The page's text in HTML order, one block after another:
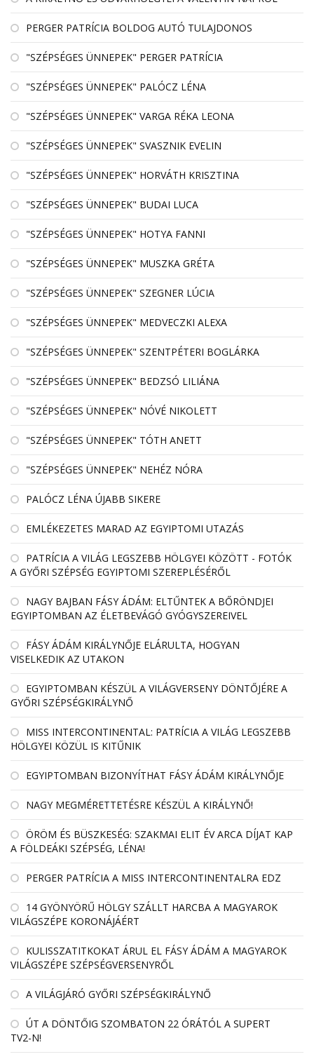
PERGER PATRÍCIA BOLDOG AUTÓ TULAJDONOS
"SZÉPSÉGES ÜNNEPEK" PERGER PATRÍCIA
"SZÉPSÉGES ÜNNEPEK" PALÓCZ LÉNA
"SZÉPSÉGES ÜNNEPEK" VARGA RÉKA LEONA
"SZÉPSÉGES ÜNNEPEK" SVASZNIK EVELIN
"SZÉPSÉGES ÜNNEPEK" HORVÁTH KRISZTINA
"SZÉPSÉGES ÜNNEPEK" BUDAI LUCA
"SZÉPSÉGES ÜNNEPEK" HOTYA FANNI
"SZÉPSÉGES ÜNNEPEK" MUSZKA GRÉTA
"SZÉPSÉGES ÜNNEPEK" SZEGNER LÚCIA
"SZÉPSÉGES ÜNNEPEK" MEDVECZKI ALEXA
"SZÉPSÉGES ÜNNEPEK" SZENTPÉTERI BOGLÁRKA
"SZÉPSÉGES ÜNNEPEK" BEDZSÓ LILIÁNA
"SZÉPSÉGES ÜNNEPEK" NÓVÉ NIKOLETT
"SZÉPSÉGES ÜNNEPEK" TÓTH ANETT
"SZÉPSÉGES ÜNNEPEK" NEHÉZ NÓRA
PALÓCZ LÉNA ÚJABB SIKERE
EMLÉKEZETES MARAD AZ EGYIPTOMI UTAZÁS
PATRÍCIA A VILÁG LEGSZEBB HÖLGYEI KÖZÖTT - FOTÓK
A GYŐRI SZÉPSÉG EGYIPTOMI SZEREPLÉSÉRŐL
NAGY BAJBAN FÁSY ÁDÁM: ELTŰNTEK A BŐRÖNDJEI
EGYIPTOMBAN AZ ÉLETBEVÁGÓ GYÓGYSZEREIVEL
FÁSY ÁDÁM KIRÁLYNŐJE ELÁRULTA, HOGYAN
VISELKEDIK AZ UTAKON
EGYIPTOMBAN KÉSZÜL A VILÁGVERSENY DÖNTŐJÉRE A
GYŐRI SZÉPSÉGKIRÁLYNŐ
MISS INTERCONTINENTAL: PATRÍCIA A VILÁG LEGSZEBB
HÖLGYEI KÖZÜL IS KITŰNIK
EGYIPTOMBAN BIZONYÍTHAT FÁSY ÁDÁM KIRÁLYNŐJE
NAGY MEGMÉRETTETÉSRE KÉSZÜL A KIRÁLYNŐ!
ÖRÖM ÉS BÜSZKESÉG: SZAKMAI ELIT ÉV ARCA DÍJAT KAP
A FÖLDEÁKI SZÉPSÉG, LÉNA!
PERGER PATRÍCIA A MISS INTERCONTINENTALRA EDZ
14 GYÖNYÖRŰ HÖLGY SZÁLLT HARCBA A MAGYAROK
VILÁGSZÉPE KORONÁJÁÉRT
KULISSZATITKOKAT ÁRUL EL FÁSY ÁDÁM A MAGYAROK
VILÁGSZÉPE SZÉPSÉGVERSENYRŐL
A VILÁGJÁRÓ GYŐRI SZÉPSÉGKIRÁLYNŐ
ÚT A DÖNTŐIG SZOMBATON 22 ÓRÁTÓL A SUPERT
TV2-N!